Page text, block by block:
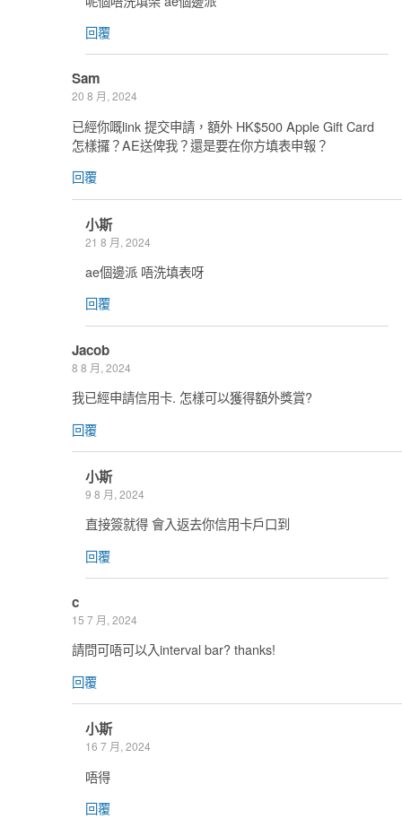
回覆
Sam
20 8 月, 2024
已經你嘅link 提交申請，額外 HK$500 Apple Gift Card
怎樣攞？AE送俾我？還是要在你方填表申報？
回覆
小斯
21 8 月, 2024
ae個邊派 唔洗填表呀
回覆
Jacob
8 8 月, 2024
我已經申請信用卡. 怎樣可以獲得額外獎賞?
回覆
小斯
9 8 月, 2024
直接簽就得 會入返去你信用卡戶口到
回覆
c
15 7 月, 2024
請問可唔可以入interval bar? thanks!
回覆
小斯
16 7 月, 2024
唔得
回覆